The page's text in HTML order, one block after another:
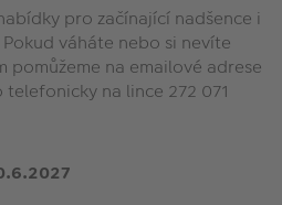
pro začínající nadšence i
váháte nebo si nevíte
pomůžeme na emailové adrese
na lince 272 071